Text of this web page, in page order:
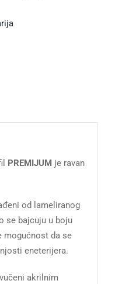
PREMIJUMje ravan
od lameliranog
se bajcuju u boju
mogućnost da se
eneterijera.
akrilnim